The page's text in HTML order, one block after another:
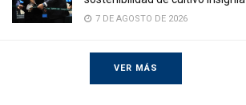
7 DE AGOSTO DE 2026
VER MÁS